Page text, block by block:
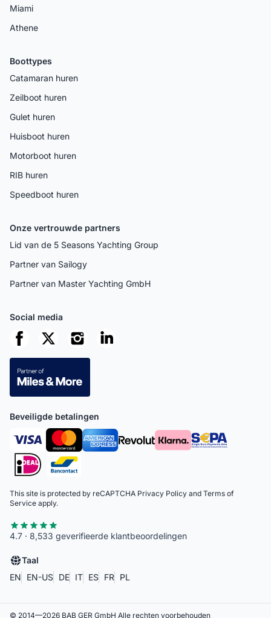
Miami
Athene
Boottypes
Catamaran huren
Zeilboot huren
Gulet huren
Huisboot huren
Motorboot huren
RIB huren
Speedboot huren
Onze vertrouwde partners
Lid van de 5 Seasons Yachting Group
Partner van Sailogy
Partner van Master Yachting GmbH
Social media
Beveiligde betalingen
This site is protected by reCAPTCHA Privacy Policy and Terms of
Service apply.
4.7 · 8,533 geverifieerde klantbeoordelingen
Taal
EN
EN-US DE IT ES FR PL
© 2014—2026 BAB GER GmbH Alle rechten voorbehouden